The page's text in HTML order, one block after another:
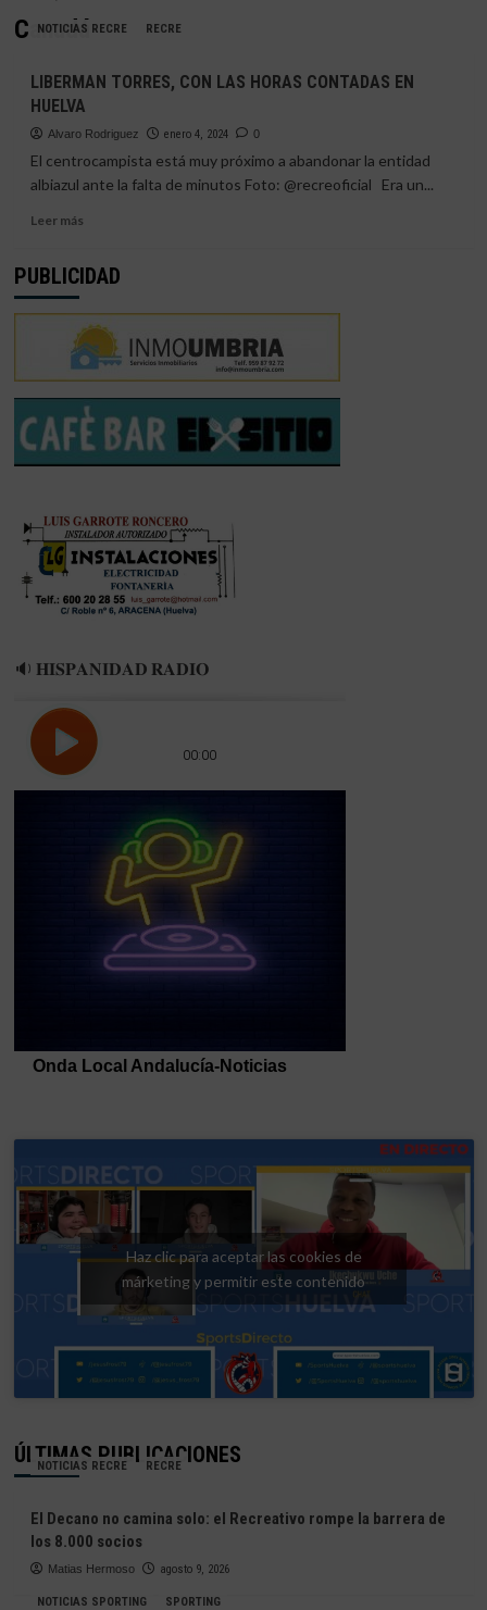
Canadá
NOTICIAS RECRE RECRE
LIBERMAN TORRES, CON LAS HORAS CONTADAS EN
HUELVA
Alvaro Rodriguez enero 4, 2024 0
El centrocampista está muy próximo a abandonar la entidad
albiazul ante la falta de minutos Foto: @recreoficial Era un...
Leer másLeer
LIBERMAN
CON
LAS
HORAS
CONTADAS
EN
HUELVA
PUBLICIDAD
🔉 𝐇𝐈𝐒𝐏𝐀𝐍𝐈𝐃𝐀𝐃 𝐑𝐀𝐃𝐈𝐎
Haz clic para aceptar las cookies de
márketing y permitir este contenido
ÚLTIMAS PUBLICACIONES
NOTICIAS RECRE RECRE
El Decano no camina solo: el Recreativo rompe la barrera de
los 8.000 socios
Matias Hermoso agosto 9, 2026
NOTICIAS SPORTING SPORTING